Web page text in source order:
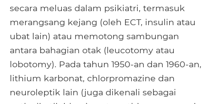
secara meluas dalam psikiatri, termasuk
merangsang kejang (oleh ECT, insulin atau
ubat lain) atau memotong sambungan
antara bahagian otak (leucotomy atau
lobotomy). Pada tahun 1950-an dan 1960-an,
lithium karbonat, chlorpromazine dan
neuroleptik lain (juga dikenali sebagai